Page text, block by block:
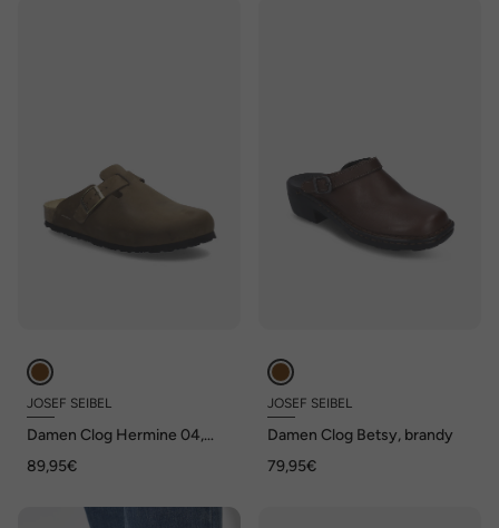
JOSEF SEIBEL
Damen Clog Hermine 04,
89,95€
JOSEF SEIBEL
Damen Clog Betsy, brandy
79,95€